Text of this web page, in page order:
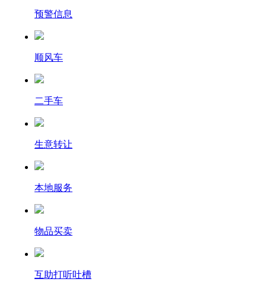
预警信息
顺风车
二手车
生意转让
本地服务
物品买卖
互助打听吐槽